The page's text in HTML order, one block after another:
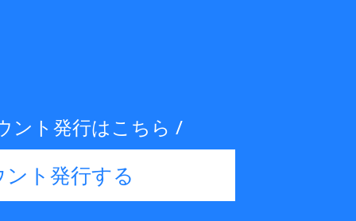
ント発行はこちら /
ト発行する